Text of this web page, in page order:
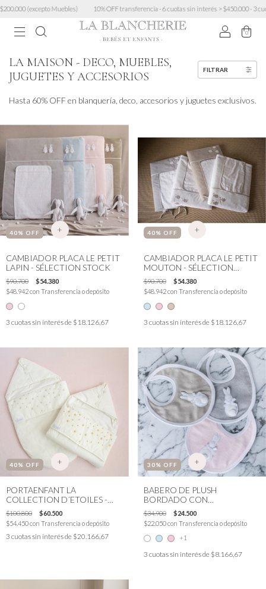
Muebles) 10% OFF transferencia · 6 cuotas sin interés > $450.000 · 3 cuotas sin mínimo
0
LA MAISON - DECO, MUEBLES,
JUGUETES Y ACCESORIOS
FILTRAR
Hasta 60% OFF en blanquería, deco, accesorios y juguetes exclusivos.
40% OFF +
CAMBIADOR PLACA LE PETIT
LAPIN - SÉLECTION STOCK
$90.700
$54.380
$48.942con Transferencia o depósito
3 cuotas sin interés de $18.126,67
40% OFF +
CAMBIADOR PLACA LE PETIT
MOUTON - SÉLECTION
STOCK
$90.700
$54.380
$48.942con Transferencia o depósito
3 cuotas sin interés de $18.126,67
40% OFF +
PORTAENFANT LA
COLLECTION D´ETOILES -
SÉLECTION STOCK
$100.800
$60.500
$54.450con Transferencia o depósito
3 cuotas sin interés de $20.166,67
30% OFF +
BABERO DE PLUSH
BORDADO CON
MICROFIBRA LE PETIT LAPIN
- SÉLECTION STOCK
$34.900
$24.500
$22.050con Transferencia o depósito
+1
3 cuotas sin interés de $8.166,67